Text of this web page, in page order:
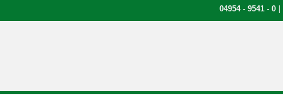
04954 - 9541 - 0